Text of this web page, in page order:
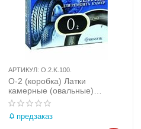
АРТИКУЛ: O.2.K.100.
О-2 (коробка) Латки
камерные (овальные)
30х43мм 100шт
предзаказ